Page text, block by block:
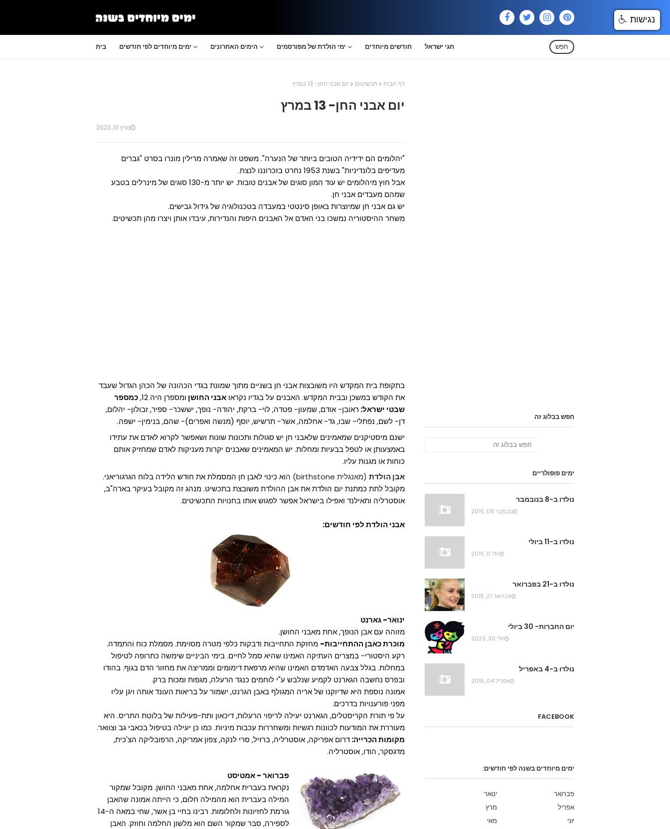
בית ימים מיוחדים לפי חודשים הימים האחרונים ימי הולדת של מפורסמים חודשים מיוחדים חגי ישראל חפש
דף הבית תכשיטים יום אבני החן- 13 במרץ
יום אבני החן- 13 במרץ
מרץ 13, 2023
"יהלומים הם ידידיה הטובים ביותר של הנערה". משפט זה שאמרה מרילין מונרו בסרט "גברים
מעדיפים בלונדיניות" בשנת 1953 נחרט בזכרוננו לנצח.
אבל חוץ מיהלומים יש עוד המון סוגים של אבנים טובות. יש יותר מ-130 סוגים של מינרלים בטבע
שמהם מעבדים אבני חן.
יש גם אבני חן שמיוצרות באופן סינטטי במעבדה בטכנולוגיה של גידול גבישים.
משחר ההיסטוריה נמשכו בני האדם אל האבנים היפות והנדירות, עיבדו אותן ויצרו מהן תכשיטים.
בתקופת בית המקדש היו משובצות אבני חן בשניים מתוך שמונת בגדי הכהונה של הכהן הגדול שעבד
את הקודש במשכן ובבית המקדש. האבנים על בגדיו נקראו אבני החושן ומספרן היה 12,
כמספר
שבטי ישראל: ראובן- אודם, שמעון- פטדה, לוי- ברקת, יהודה- נופך, יששכר- ספיר, זבולון- יהלום,
דן- לשם, נפתלי- שבו, גד- אחלמה, אשר- תרשיש, יוסף (מנשה ואפרים)- שהם, בנימין- ישפה.
ישנם מיסטיקנים שמאמינים שלאבני חן יש סגולות ותכונות שונות ושאפשר לקרוא לאדם את עתידו
באמצעותן או לטפל בבעיות ומחלות. יש המאמינים שאבנים יקרות מעניקות לאדם שמחזיק אותם
כוחות או מגנות עליו.
אבן הולדת (מאנגלית birthstone) ה
וא כינוי לאבן חן המסמלת את חודש הלידה בלוח הגרגוריאני.
מקובל לתת כמתנת יום הולדת את אבן ההולדת משובצת בתכשיט. מנהג זה מקובל בעיקר בארה"ב,
אוסטרליה ותאילנד ואפילו בישראל אפשר לפגוש אותו בחנויות התכשיטים.
אבני הולדת לפי חודשים:
ינואר-גארנט
מזוהה עם אבן הנופך, אחת מאבני החושן.
מוכרת כאבן ההתחייבות- מחזקת התחייבות ודבקות כלפי מטרה מסוימת. מסמלת כוח והתמדה.
רקע היסטורי- במצרים העתיקה האמינו שהיא סמל לחיים. בימי הביניים שימשה כתרופה לטיפול
במחלות. בגלל צבעה האדמדם האמינו שהיא מרפאת דימומים וממריצה את מחזור הדם בגוף. בהודו
ובפרס נחשבה הגארנט לקמיע שנלבש ע"י לוחמים כנגד הרעלה, מגפות ומכות ברק.
אמונה נוספת היא שדיוקנו של אריה המגולף באבן הגרנט, ישמור על בריאות העונד אותה ויגן עליו
מפני פורענויות בדרכים.
על פי תורת הקריסטלים, הגארנט יעילה לריפוי הרעלות, דיכאון ותת-פעילות של בלוטת התריס. היא
מעוררת את המודעות לכוונות רגשיות ומשחררות עכבות מיניות. כמו כן יעילה בטיפול בכאבי גב וצוואר.
מקומות הכרייה:דרום אפריקה, אוסטרליה, ברזיל, סרי לנקה, צפון אמריקה, הרפובליקה הצ'כית,
מדגסקר, הודו, אוסטרליה.
פברואר -אמטיסט
נקראת בעברית אחלמה, אחת מאבני החושן. מקובל שמקור
המילה בעברית הוא מהמילה חלום, כי הייתה אמונה שהאבן
גורמת לחזיונות ולחלומות. רבינו בחיי בן אשר, שחי במאה ה-14
לספירה, סבר שמקור השם הוא מלשון החלמה וחוזק. האבן
חפש בבלוג זה
ימים פופולריים
נולדו ב-8 בנובמבר
נובמבר 08, 2015
נולדו ב-11 ביולי
יולי 11, 2015
נולדו ב-21 בפברואר
פברואר 21, 2015
יום החברות- 30 ביולי
יולי 30, 2023
נולדו ב-4 באפריל
אפריל 04, 2015
FACEBOOK
ימים מיוחדים בשנה לפי חודשים:
ינואר
פברואר
מרץ
אפריל
מאי
יוני
נגישות